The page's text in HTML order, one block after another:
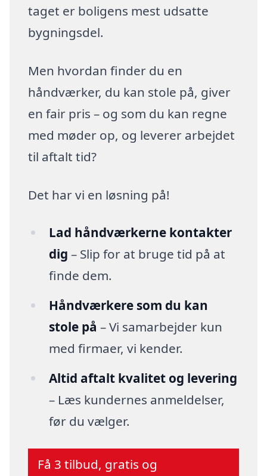
taget er boligens mest udsatte
bygningsdel.
Men hvordan finder du en
håndværker, du kan stole på, giver
en fair pris – og som du kan regne
med møder op, og leverer arbejdet
til aftalt tid?
Det har vi en løsning på!
Lad håndværkerne kontakter
dig – Slip for at bruge tid på at
finde dem.
Håndværkere som du kan
stole på – Vi samarbejder kun
med firmaer, vi kender.
Altid aftalt kvalitet og levering
– Læs kundernes anmeldelser,
før du vælger.
Få 3 tilbud, gratis og